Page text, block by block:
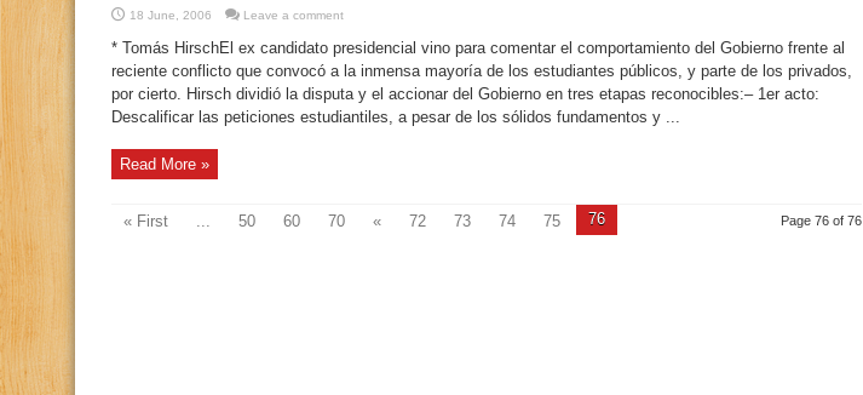
18 June, 2006 Leave a comment
* Tomás HirschEl ex candidato presidencial vino para comentar el comportamiento del Gobierno frente al
reciente conflicto que convocó a la inmensa mayoría de los estudiantes públicos, y parte de los privados,
por cierto. Hirsch dividió la disputa y el accionar del Gobierno en tres etapas reconocibles:– 1er acto:
Descalificar las peticiones estudiantiles, a pesar de los sólidos fundamentos y ...
Read More »
Page 76 of 76
« First ... 50 60 70 « 72 73 74 75 76